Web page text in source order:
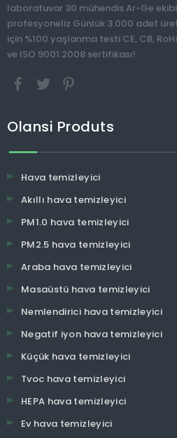
laboratuvar 30 mühendis Ar-Ge
profesyoneliz Günlük 3.000 adet
için %100 yaşlanma testi CE, CB,
ve ISO 9001:2008 sertifikası!
Olansi Produts
Hava temizleyici
Akıllı hava temizleyici
PM1.0 hava temizleyici
PM2.5 hava temizleyici
Araba hava temizleyici
Masaüstü hava temizleyici
Nemlendirici hava temizleyici
Negatif iyon hava temizleyici
Küçük hava temizleyici
Tvoc hava temizleyici
HEPA hava temizleyici
Ev hava temizleyici